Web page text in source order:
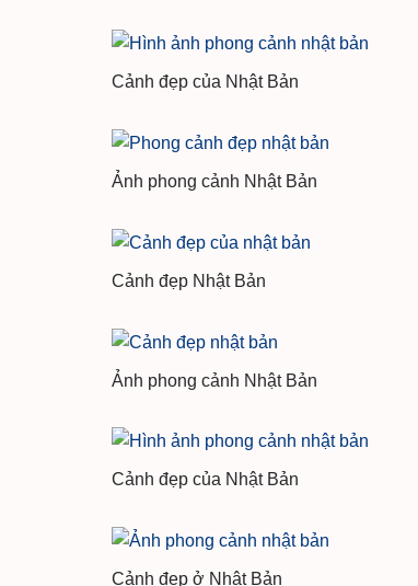
Cảnh đẹp của Nhật Bản
Ảnh phong cảnh Nhật Bản
Cảnh đẹp Nhật Bản
Ảnh phong cảnh Nhật Bản
Cảnh đẹp của Nhật Bản
Cảnh đẹp ở Nhật Bản